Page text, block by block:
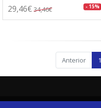
29,46€ 34,46€ - 15%
Anterior 1